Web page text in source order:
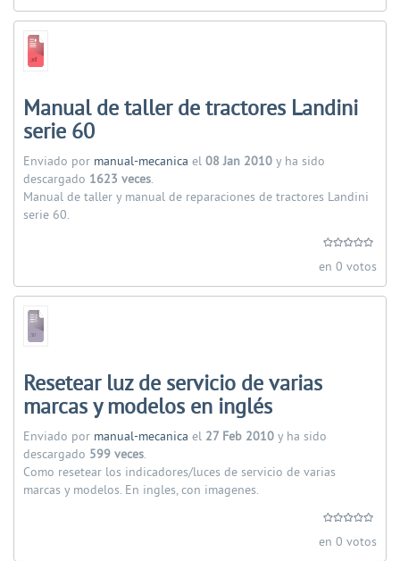
Manual de taller de tractores Landini
serie 60
Enviado por manual-mecanica el 08 Jan 2010 y ha sido
descargado 1623 veces.
Manual de taller y manual de reparaciones de tractores Landini
serie 60.
en 0 votos
Resetear luz de servicio de varias
marcas y modelos en inglés
Enviado por manual-mecanica el 27 Feb 2010 y ha sido
descargado 599 veces.
Como resetear los indicadores/luces de servicio de varias
marcas y modelos. En ingles, con imagenes.
en 0 votos